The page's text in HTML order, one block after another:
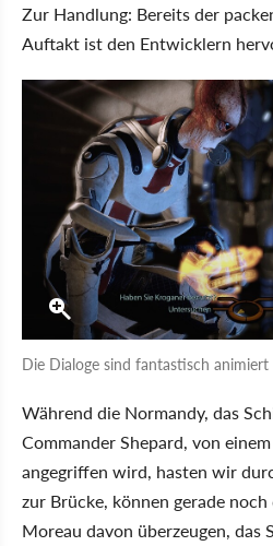
Zur Handlung: Bereits der
Auftakt ist den Entwicklern
Die Dialoge sind fantastisch
Während die Normandy, das
Commander Shepard, von
angegriffen wird, hasten wir
zur Brücke, können gerade
Moreau davon überzeugen, das